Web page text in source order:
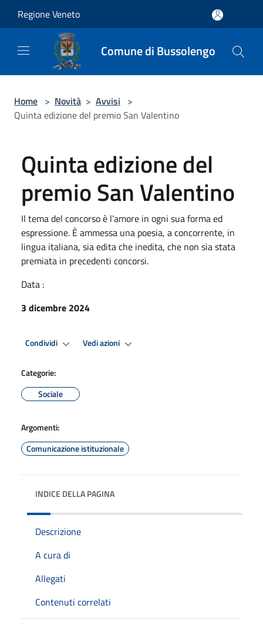
Regione Veneto
Comune di Bussolengo
Home > Novità > Avvisi >
Quinta edizione del premio San Valentino
Quinta edizione del
premio San Valentino
Il tema del concorso è l’amore in ogni sua forma ed
espressione. È ammessa una poesia, a concorrente, in
lingua italiana, sia edita che inedita, che non sia stata
premiata in precedenti concorsi.
Data :
3 dicembre 2024
Condividi Vedi azioni
Categorie:
Sociale
Argomenti:
Comunicazione istituzionale
INDICE DELLA PAGINA
Descrizione
A cura di
Allegati
Contenuti correlati